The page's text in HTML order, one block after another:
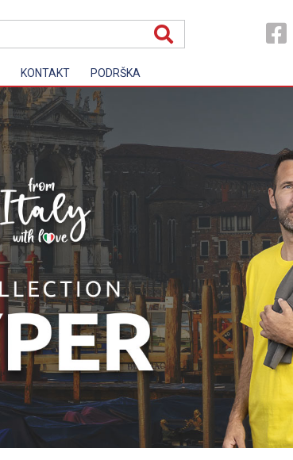
KONTAKT PODRŠKA